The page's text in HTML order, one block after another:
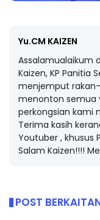
Yu.CM KAIZEN
Assalamualaikum
Kaizen, KP Panitia
menjemput
menonton semua
perkongsian kami
Terima kasih
Youtuber , khusus
Salam Kaizen!!!!
POST